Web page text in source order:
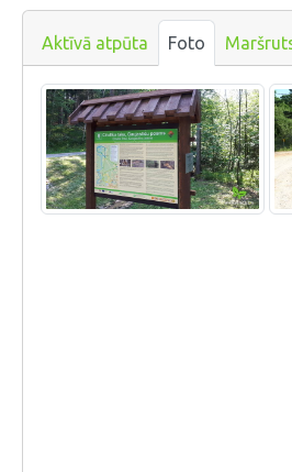
Aktīvā atpūta Foto